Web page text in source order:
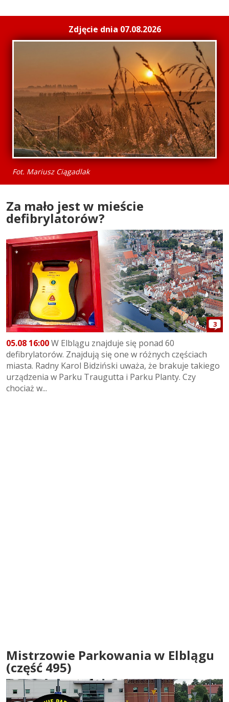
Zdjęcie dnia 07.08.2026
Fot. Mariusz Ciągadlak
Za mało jest w mieście
defibrylatorów?
3
05.08 16:00W Elblągu znajduje się ponad 60
defibrylatorów. Znajdują się one w różnych częściach
miasta. Radny Karol Bidziński uważa, że brakuje takiego
urządzenia w Parku Traugutta i Parku Planty. Czy
chociaż w...
Mistrzowie Parkowania w Elblągu
(część 495)